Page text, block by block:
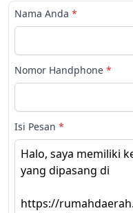
Nama Anda *
Nomor Handphone *
Isi Pesan *